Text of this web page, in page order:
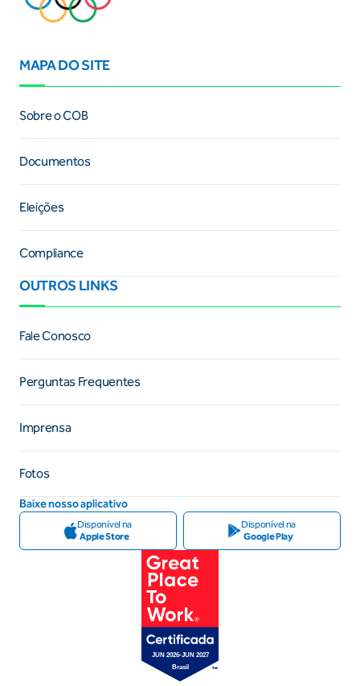
MAPA DO SITE
Sobre o COB
Documentos
Eleições
Compliance
OUTROS LINKS
Fale Conosco
Perguntas Frequentes
Imprensa
Fotos
Baixe nosso aplicativo
Disponível na
Apple Store
Disponível na
Google Play